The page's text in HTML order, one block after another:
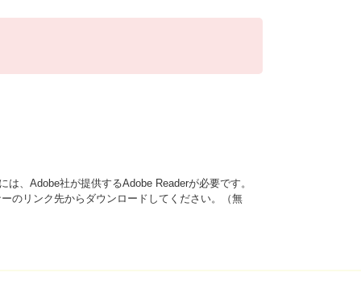
、Adobe社が提供するAdobe Readerが必要です。
のリンク先からダウンロードしてください。（無